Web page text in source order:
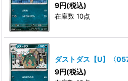
9円(税込)
在庫数 10点
ダストダス【U】〈
9円(税込)